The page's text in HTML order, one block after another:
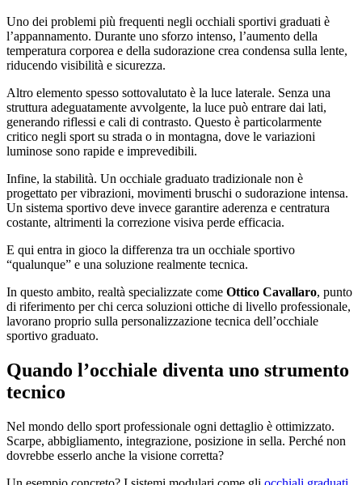
Uno dei problemi più frequenti negli occhiali sportivi graduati è
l’appannamento. Durante uno sforzo intenso, l’aumento della
temperatura corporea e della sudorazione crea condensa sulla lente,
riducendo visibilità e sicurezza.
Altro elemento spesso sottovalutato è la luce laterale. Senza una
struttura adeguatamente avvolgente, la luce può entrare dai lati,
generando riflessi e cali di contrasto. Questo è particolarmente
critico negli sport su strada o in montagna, dove le variazioni
luminose sono rapide e imprevedibili.
Infine, la stabilità. Un occhiale graduato tradizionale non è
progettato per vibrazioni, movimenti bruschi o sudorazione intensa.
Un sistema sportivo deve invece garantire aderenza e centratura
costante, altrimenti la correzione visiva perde efficacia.
E qui entra in gioco la differenza tra un occhiale sportivo
“qualunque” e una soluzione realmente tecnica.
In questo ambito, realtà specializzate come Ottico Cavallaro, punto
di riferimento per chi cerca soluzioni ottiche di livello professionale,
lavorano proprio sulla personalizzazione tecnica dell’occhiale
sportivo graduato.
Quando l’occhiale diventa uno strumento
tecnico
Nel mondo dello sport professionale ogni dettaglio è ottimizzato.
Scarpe, abbigliamento, integrazione, posizione in sella. Perché non
dovrebbe esserlo anche la visione corretta?